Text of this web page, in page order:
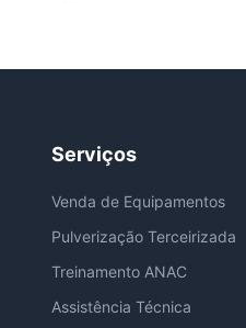
Serviços
Venda de Equipamentos
Pulverização Terceirizada
Treinamento ANAC
Assistência Técnica